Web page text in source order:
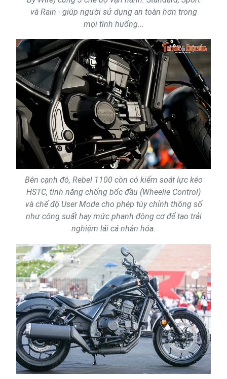
và Rain - giúp người sử dụng an toàn hơn trong
mọi tình huống...
Bên cạnh đó, Rebel 1100 còn có kiểm soát lực kéo
HSTC, tính năng chống bốc đầu (Wheelie Control)
và chế độ User Mode cho phép tùy chỉnh thông số
như công suất hay mức phanh động cơ để tạo trải
nghiệm lái cá nhân hóa.